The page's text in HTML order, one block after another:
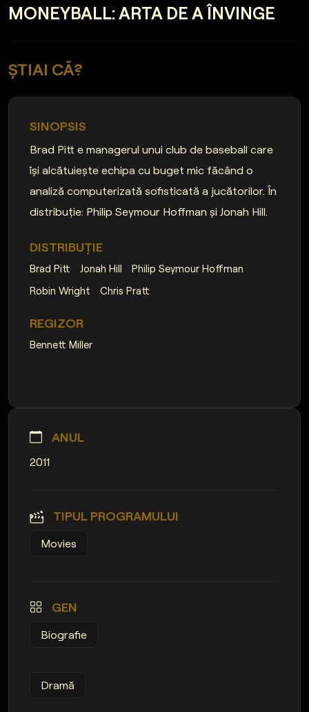
MONEYBALL: ARTA DE A ÎNVINGE
ȘTIAI CĂ?
SINOPSIS
Brad Pitt e managerul unui club de baseball care
își alcătuiește echipa cu buget mic făcând o
analiză computerizată sofisticată a jucătorilor. În
distribuție: Philip Seymour Hoffman și Jonah Hill.
DISTRIBUȚIE
Brad Pitt Jonah Hill
Philip Seymour Hoffman
Robin Wright
Chris Pratt
REGIZOR
Bennett Miller
ANUL
2011
TIPUL PROGRAMULUI
Movies
GEN
Biografie
Dramă